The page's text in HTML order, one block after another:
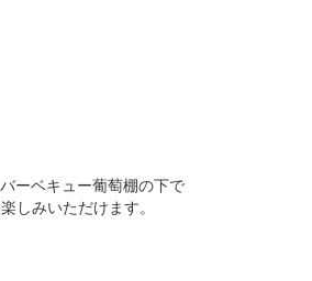
ーベキュー葡萄棚の下で
しみいただけます。